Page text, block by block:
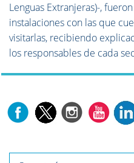
Lenguas Extranjeras)-,
instalaciones con las que
visitarlas, recibiendo
los responsables de cada